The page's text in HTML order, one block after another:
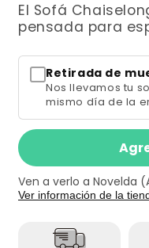
El Sofá
pensada para
Retirada de
Nos llevamos tu
mismo día de la
Ven a verlo a Novelda
Ver información de la